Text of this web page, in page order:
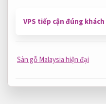
VPS tiếp cận đúng
Sàn gỗ Malaysia hiện đại